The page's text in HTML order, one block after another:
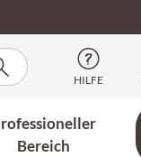
HILFE
Bereich